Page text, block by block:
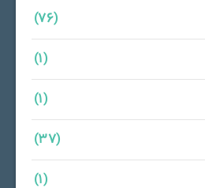
(76)
(1)
(1)
(37)
(1)